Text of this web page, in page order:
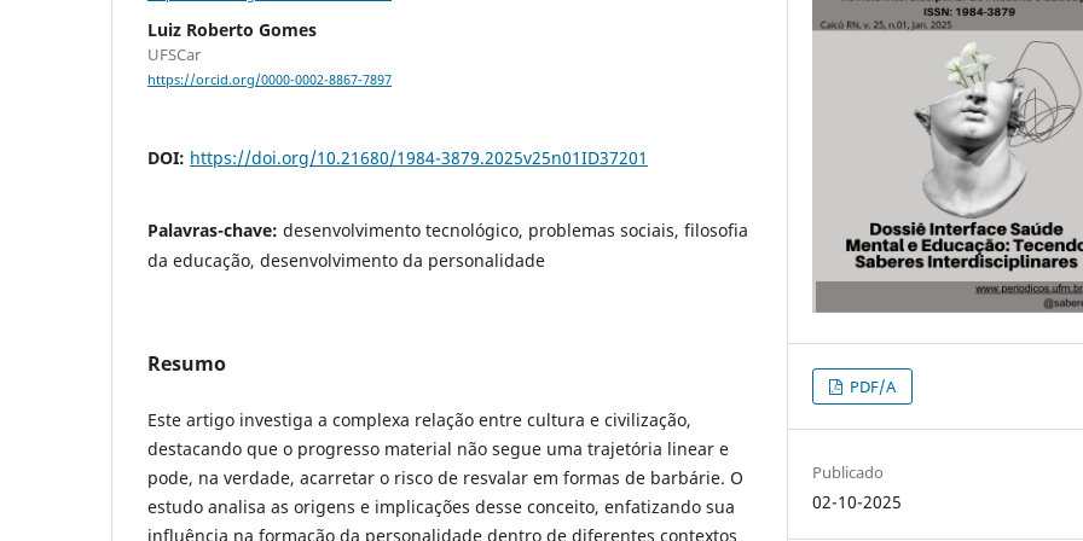
Luiz Roberto Gomes
UFSCar
https://orcid.org/0000-0002-8867-7897
DOI: https://doi.org/10.21680/1984-3879.2025v25n01ID37201
Palavras-chave: desenvolvimento tecnológico, problemas sociais, filosofia
da educação, desenvolvimento da personalidade
Resumo
Este artigo investiga a complexa relação entre cultura e civilização,
destacando que o progresso material não segue uma trajetória linear e
pode, na verdade, acarretar o risco de resvalar em formas de barbárie. O
estudo analisa as origens e implicações desse conceito, enfatizando sua
influência na formação da personalidade dentro de diferentes contextos
PDF/A
Publicado
02-10-2025